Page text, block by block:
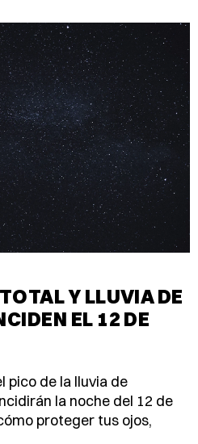
Y LLUVIA DE
EL 12 DE
pico de la lluvia de
la noche del 12 de
proteger tus ojos,